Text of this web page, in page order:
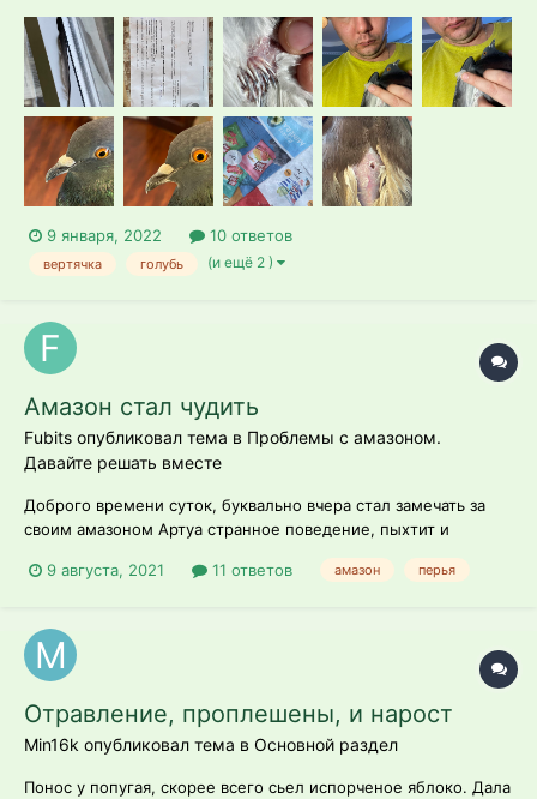
поправку, динамика ощущается с тем как я её только домой
приволок, ходит иногда кругами, летать не может, взмахи
делает и назад летит и валится,...
9 января, 2022 10 ответов
вертячка голубь (и ещё 2 )
Амазон стал чудить
Fubits опубликовал тема в Проблемы с амазоном.
Давайте решать вместе
Доброго времени суток, буквально вчера стал замечать за
своим амазоном Артуа странное поведение, пыхтит и
на том же пузе перья стали выпадать, проверил очины
и кряхтит. Подумал м...
9 августа, 2021 11 ответов амазон перья
Отравление, проплешены, и нарост
Min16k опубликовал тема в Основной раздел
Понос у попугая, скорее всего сьел испорченое яблоко. Дала